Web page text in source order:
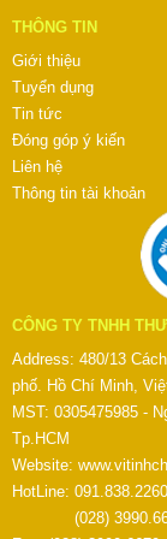
THÔNG TIN
Giới thiệu
Tuyển dụng
Tin tức
Đóng góp ý kiến
Liên hệ
Thông tin tài khoản
CÔNG TY TNHH
Address: 480/13
phố. Hồ Chí Minh,
MST: 0305475985 -
Tp.HCM
Website:
HotLine:
(028) 3990.6679